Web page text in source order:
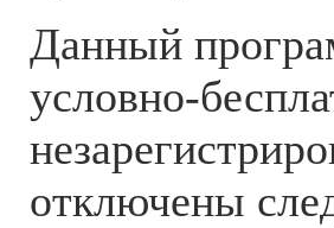
Данный
условно-
отключены